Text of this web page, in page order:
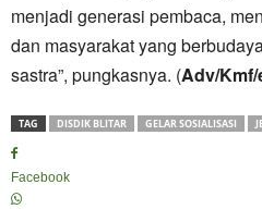
menjadi generasi pembaca,
dan masyarakat yang
sastra”, pungkasnya. (Adv/Kmf/
TAG DISDIK BLITAR GELAR SOSIALISASI
Facebook